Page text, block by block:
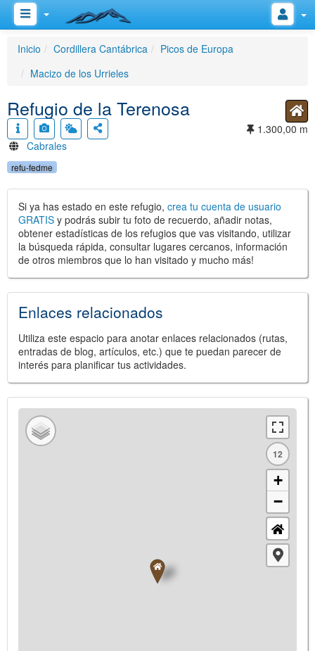
Inicio Cordillera Cantábrica
Picos de Europa
Macizo de los Urrieles
Refugio de la Terenosa
Cabrales
1.300,00 m
refu-fedme
Si ya has estado en este refugio, crea tu cuenta de usuario
GRATIS y podrás subir tu foto de recuerdo, añadir notas,
obtener estadísticas de los refugios que vas visitando, utilizar
la búsqueda rápida, consultar lugares cercanos, información
de otros miembros que lo han visitado y mucho más!
Enlaces relacionados
Utiliza este espacio para anotar enlaces relacionados (rutas,
entradas de blog, artículos, etc.) que te puedan parecer de
interés para planificar tus actividades.
12
+
−